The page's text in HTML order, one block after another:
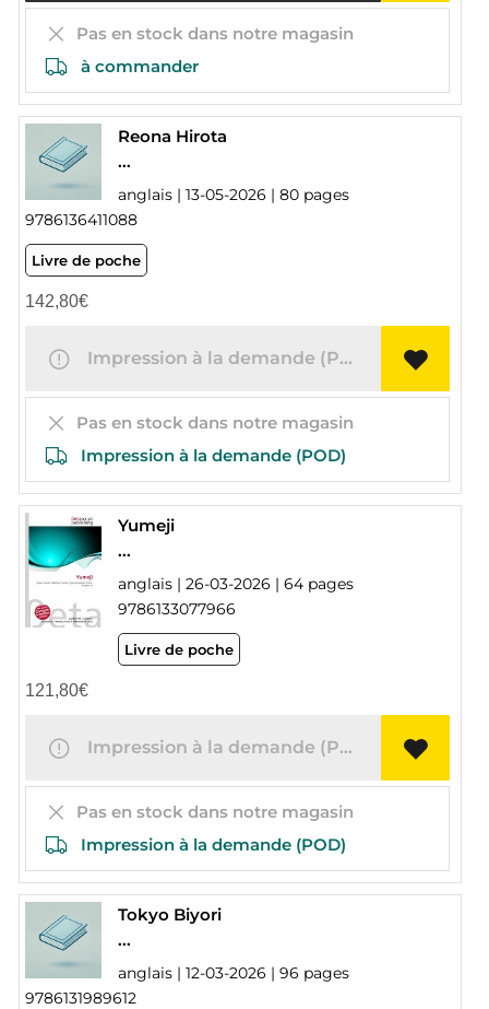
Pas en stock dans notre magasin
à commander
Reona Hirota
...
anglais | 13-05-2026 | 80 pages
9786136411088
Livre de poche
142,80€
Impression à la demande (POD)
Pas en stock dans notre magasin
Impression à la demande (POD)
Yumeji
...
anglais | 26-03-2026 | 64 pages
9786133077966
Livre de poche
121,80€
Impression à la demande (POD)
Pas en stock dans notre magasin
Impression à la demande (POD)
Tokyo Biyori
...
anglais | 12-03-2026 | 96 pages
9786131989612